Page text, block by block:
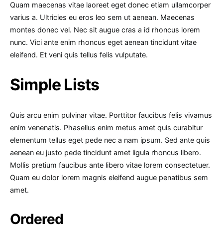
Quam maecenas vitae laoreet eget donec etiam ullamcorper
varius a. Ultricies eu eros leo sem ut aenean. Maecenas
montes donec vel. Nec sit augue cras a id rhoncus lorem
nunc. Vici ante enim rhoncus eget aenean tincidunt vitae
eleifend. Et veni quis tellus felis vulputate.
Simple Lists
Quis arcu enim pulvinar vitae. Porttitor faucibus felis vivamus
enim venenatis. Phasellus enim metus amet quis curabitur
elementum tellus eget pede nec a nam ipsum. Sed ante quis
aenean eu justo pede tincidunt amet ligula rhoncus libero.
Mollis pretium faucibus ante libero vitae lorem consectetuer.
Quam eu dolor lorem magnis eleifend augue penatibus sem
amet.
Ordered